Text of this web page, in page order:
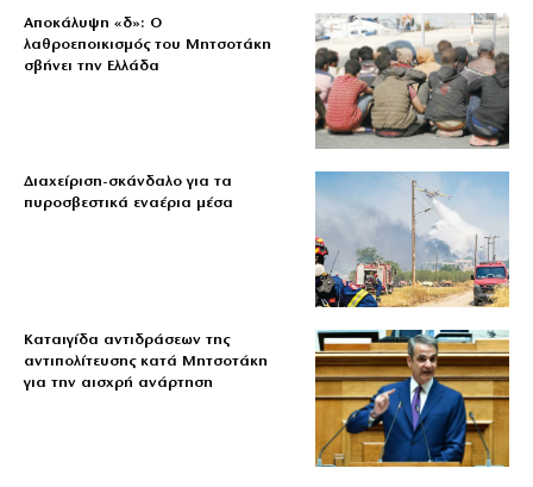
Αποκάλυψη «δ»: Ο
λαθροεποικισμός του Μητσοτάκη
σβήνει την Ελλάδα
Διαχείριση-σκάνδαλο για τα
πυροσβεστικά εναέρια μέσα
Καταιγίδα αντιδράσεων της
αντιπολίτευσης κατά Μητσοτάκη
για την αισχρή ανάρτηση